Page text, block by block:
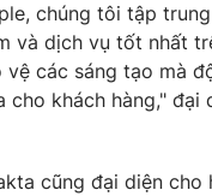
English
chúng tôi tập
và dịch vụ tốt nhất
vệ các sáng tạo mà
cho khách hàng," đại
cũng đại diện cho